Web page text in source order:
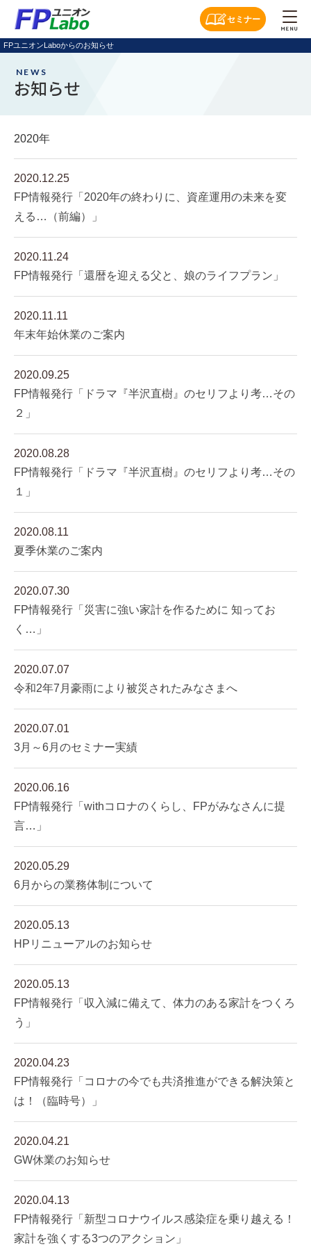
セミナー
MENU
FPユニオンLaboからのお知らせ
NEWS
お知らせ
2020年
2020.12.25
FP情報発行「2020年の終わりに、資産運用の未来を変
える…（前編）」
2020.11.24
FP情報発行「還暦を迎える父と、娘のライフプラン」
2020.11.11
年末年始休業のご案内
2020.09.25
FP情報発行「ドラマ『半沢直樹』のセリフより考…その
２」
2020.08.28
FP情報発行「ドラマ『半沢直樹』のセリフより考…その
１」
2020.08.11
夏季休業のご案内
2020.07.30
FP情報発行「災害に強い家計を作るために 知ってお
く…」
2020.07.07
令和2年7月豪雨により被災されたみなさまへ
2020.07.01
3月～6月のセミナー実績
2020.06.16
FP情報発行「withコロナのくらし、FPがみなさんに提
言…」
2020.05.29
6月からの業務体制について
2020.05.13
HPリニューアルのお知らせ
2020.05.13
FP情報発行「収入減に備えて、体力のある家計をつくろ
う」
2020.04.23
FP情報発行「コロナの今でも共済推進ができる解決策と
は！（臨時号）」
2020.04.21
GW休業のお知らせ
2020.04.13
FP情報発行「新型コロナウイルス感染症を乗り越える！
家計を強くする3つのアクション」